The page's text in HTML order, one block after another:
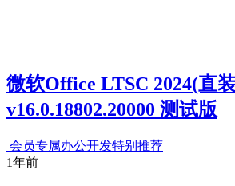
微软Office LTSC 2024(直
v16.0.18802.20000 测试版
会员专属办公开发特别推荐
1年前